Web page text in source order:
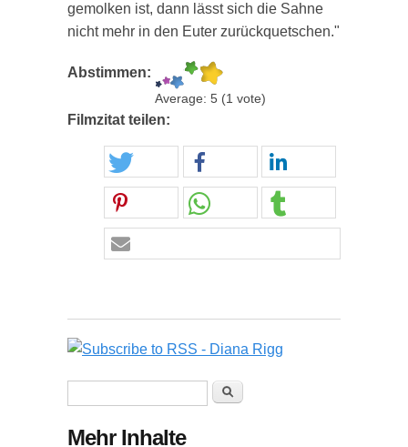
gemolken ist, dann lässt sich die Sahne
nicht mehr in den Euter zurückquetschen."
Abstimmen:
Average: 5 (1 vote)
Filmzitat teilen:
Suche
Mehr Inhalte